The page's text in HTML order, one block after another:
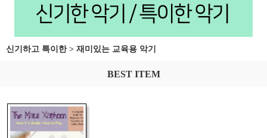
신기하고 특이한> 재미있는 교육용 악기
BEST ITEM